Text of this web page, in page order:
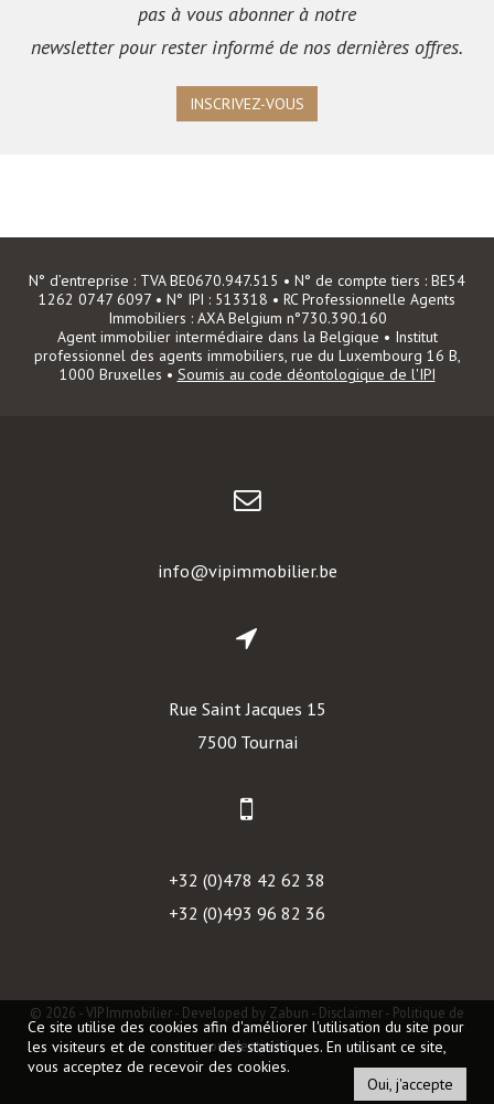
pas à vous abonner à notre
newsletter pour rester informé de nos dernières offres.
INSCRIVEZ-VOUS
N° d’entreprise : TVA BE0670.947.515 • N° de compte tiers : BE54
1262 0747 6097 • N° IPI : 513318 • RC Professionnelle Agents
Immobiliers : AXA Belgium n°730.390.160
Agent immobilier intermédiaire dans la Belgique • Institut
professionnel des agents immobiliers, rue du Luxembourg 16 B,
1000 Bruxelles • Soumis au code déontologique de l'IPI
info@vipimmobilier.be
Rue Saint Jacques 15
7500 Tournai
+32 (0)478 42 62 38
+32 (0)493 96 82 36
© 2026 - VIP Immobilier - Developed by Zabun - Disclaimer- Politique de
confidentialité
Ce site utilise des cookies afin d'améliorer l'utilisation du site pour
les visiteurs et de constituer des statistiques. En utilisant ce site,
vous acceptez de recevoir des cookies.
Oui, j'accepte